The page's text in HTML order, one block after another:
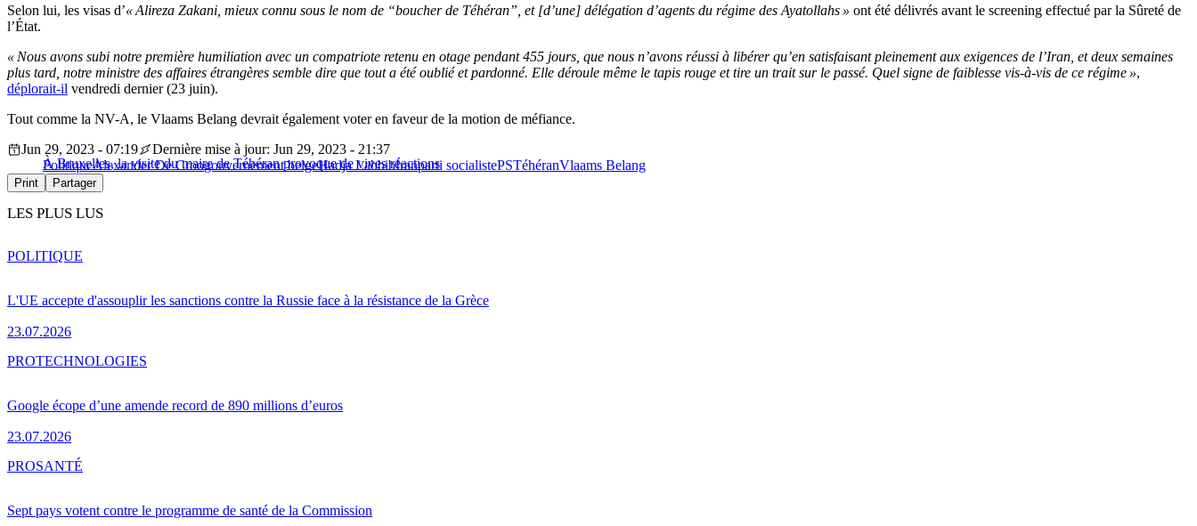
Selon lui, les visas d’« Alireza Zakani, mieux connu sous le nom de “boucher de Téhéran”, et [d’une] délégation d’agents du régime des Ayatollahs » ont été délivrés avant le screening effectué par la Sûreté de
l’État.
« Nous avons subi notre première humiliation avec un compatriote retenu en otage pendant 455 jours, que nous n’avons réussi à libérer qu’en satisfaisant pleinement aux exigences de l’Iran, et deux semaines
plus tard, notre ministre des affaires étrangères semble dire que tout a été oublié et pardonné. Elle déroule même le tapis rouge et tire un trait sur le passé. Quel signe de faiblesse vis-à-vis de ce régime »,
déplorait-il vendredi dernier (23 juin).
Tout comme la NV-A, le Vlaams Belang devrait également voter en faveur de la motion de méfiance.
À Bruxelles, la visite du maire de Téhéran provoque de vives réactions
Jun 29, 2023 - 07:19
Dernière mise à jour: Jun 29, 2023 - 21:37
PolitiqueAlexander De Croogouvernement belgeHadja LahbibIranparti socialistePSTéhéranVlaams Belang
Print Partager
LES PLUS LUS
L'UE accepte d'assouplir les sanctions contre la Russie face à la résistance de la Grèce
23.07.2026
POLITIQUE
Google écope d’une amende record de 890 millions d’euros
23.07.2026
PROTECHNOLOGIES
Sept pays votent contre le programme de santé de la Commission
PROSANTÉ